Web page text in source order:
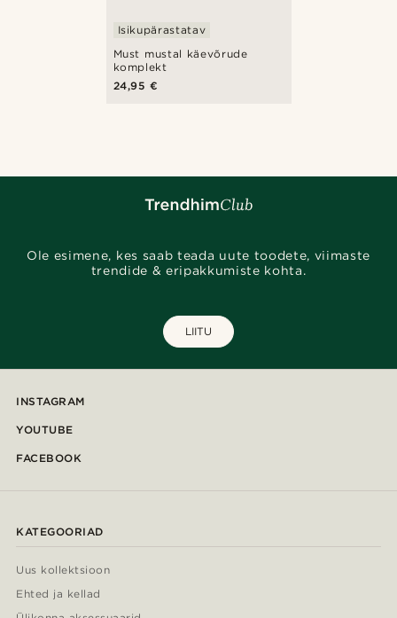
Must mustal käevõrude
komplekt
Isikupärastatav
24,95 €
Ole esimene, kes saab teada uute toodete, viimaste
trendide & eripakkumiste kohta.
LIITU
INSTAGRAM
YOUTUBE
FACEBOOK
KATEGOORIAD
Uus kollektsioon
Ehted ja kellad